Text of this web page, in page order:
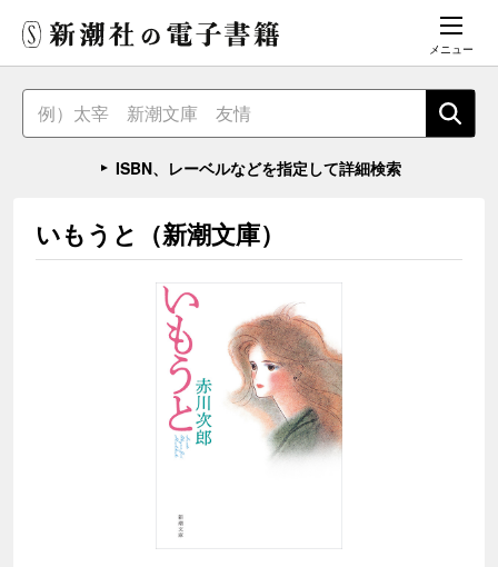
メニュー
ISBN、レーベルなどを指定して詳細検索
いもうと（新潮文庫）